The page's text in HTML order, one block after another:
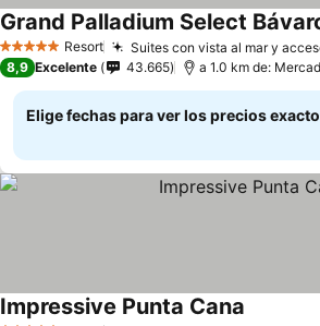
5 Estrellas Resort Suites con vista al mar y
Grand Palladium Select
8,9 Excelente 43.665 a 1.0 km de:
Elige fechas para ver los precios
Impressive Punta Cana